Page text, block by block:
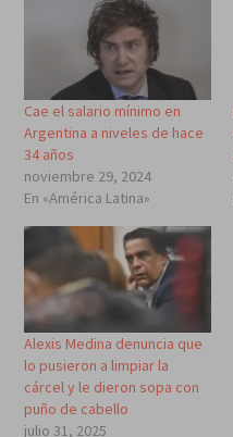
Cae el salario mínimo en
Argentina a niveles de hace
34 años
noviembre 29, 2024
En «América Latina»
Alexis Medina denuncia que
lo pusieron a limpiar la
cárcel y le dieron sopa con
puño de cabello
julio 31, 2025